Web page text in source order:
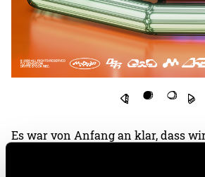
Es war von Anfang an klar, dass
ein Oversized-Hoodie produzieren
war vom Schnitt, dem Gewicht des